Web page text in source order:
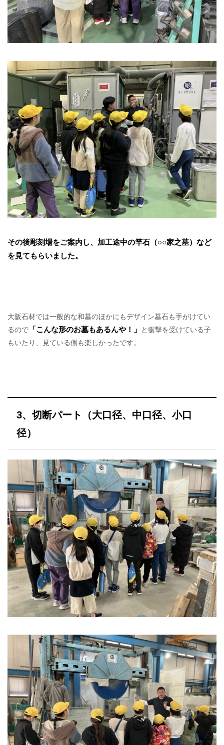
その後彫刻場をご案内し、加工途中の竿石（○○家之墓）など
を見てもらいました。
大阪石材では一般的な和墓のほかにもデザイン墓石も手がけてい
るので 「こんな形のお墓もあるんや！」
と衝撃を受けている子
もいたり、見ている側も楽しかったです。
3、切断パート（大口径、中口径、小口
径）